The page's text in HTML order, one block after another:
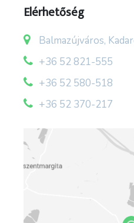
muzeumok/143-veres-
Elérhetőség
Balmazújváros,
+36 52 821-555
+36 52 580-518
+36 52 370-217